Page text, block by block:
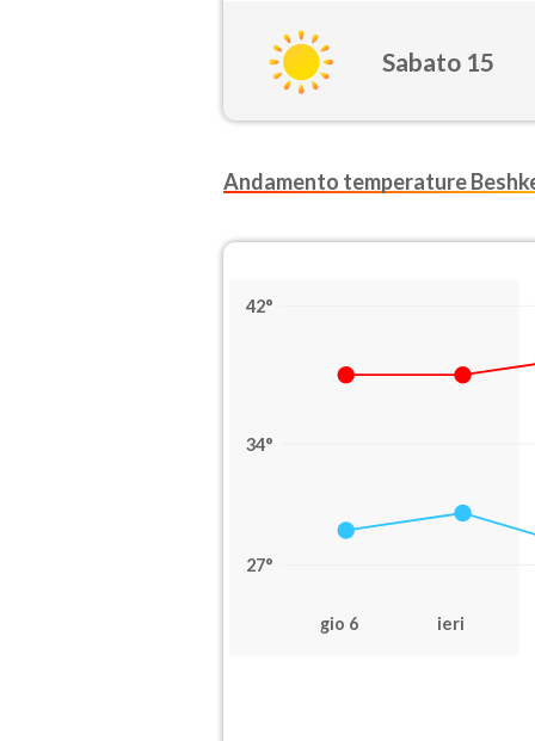
Sabato 15
Andamento temperature
42°
34°
27°
gio 6 ieri